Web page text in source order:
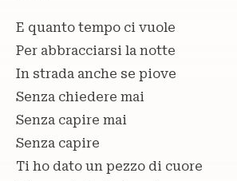
E quanto tempo ci vuole
Per abbracciarsi la notte
In strada anche se piove
Senza chiedere mai
Senza capire mai
Senza capire
Ti ho dato un pezzo di cuore